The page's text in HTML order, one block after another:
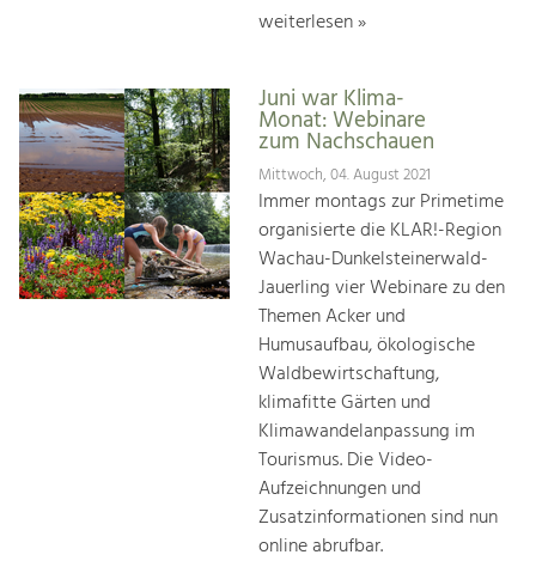
weiterlesen »
Juni war Klima-
Monat: Webinare
zum Nachschauen
Mittwoch, 04. August 2021
Immer montags zur Primetime
organisierte die KLAR!-Region
Wachau-Dunkelsteinerwald-
Jauerling vier Webinare zu den
Themen Acker und
Humusaufbau, ökologische
Waldbewirtschaftung,
klimafitte Gärten und
Klimawandelanpassung im
Tourismus. Die Video-
Aufzeichnungen und
Zusatzinformationen sind nun
online abrufbar.